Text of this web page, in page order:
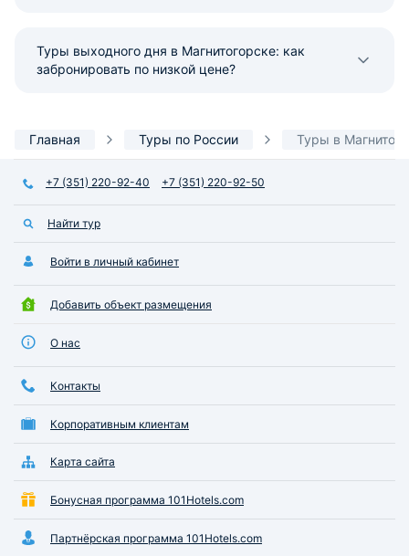
Туры выходного дня в Магнитогорске: как
забронировать по низкой цене?
Главная Туры по России Туры в
+7 (351) 220-92-40 +7 (351) 220-92-50
Найти тур
Войти в личный кабинет
Добавить объект размещения
О нас
Контакты
Корпоративным клиентам
Карта сайта
Бонусная программа 101Hotels.com
Партнёрская программа 101Hotels.com